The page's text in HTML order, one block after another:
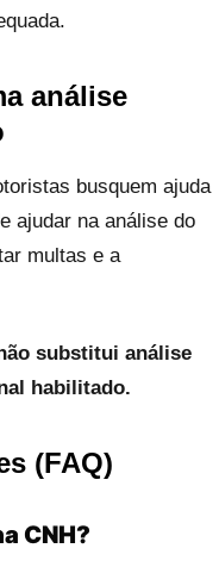
análise
busquem ajuda
ajudar na análise do
multas e a
substitui análise
habilitado.
(FAQ)
CNH?